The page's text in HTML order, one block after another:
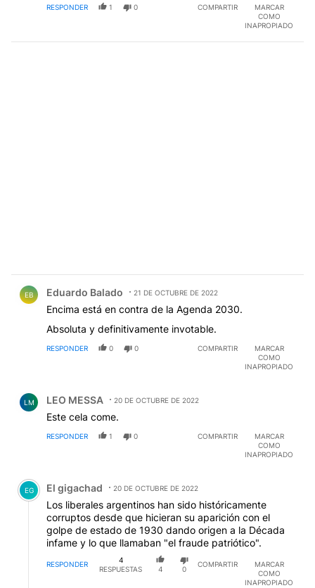
RESPONDER 1 0 COMPARTIR
MARCAR
COMO
INAPROPIADO
EB Eduardo Balado 21 DE OCTUBRE DE 2022
Encima está en contra de la Agenda 2030.
Absoluta y definitivamente invotable.
RESPONDER 0 0 COMPARTIR
MARCAR
COMO
INAPROPIADO
LM LEO MESSA 20 DE OCTUBRE DE 2022
Este cela come.
RESPONDER 1 0 COMPARTIR
MARCAR
COMO
INAPROPIADO
Comentario de El gigachad.
EG El gigachad 20 DE OCTUBRE DE 2022
Los liberales argentinos han sido históricamente
corruptos desde que hicieran su aparición con el
golpe de estado de 1930 dando origen a la Década
infame y lo que llamaban "el fraude patriótico".
RESPONDER
4
RESPUESTAS
4 0
COMPARTIR
MARCAR
COMO
INAPROPIADO